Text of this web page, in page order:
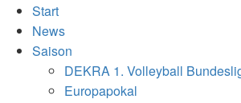
Start
News
Saison
DEKRA 1. Volleyball
Europapokal